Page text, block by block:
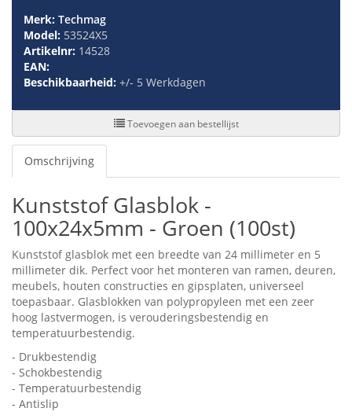
Merk: Techmag
Model: 53524X5
Artikelnr: 14528
EAN:
Beschikbaarheid: +/- 5 Werkdagen
Toevoegen aan bestellijst
Omschrijving
Kunststof Glasblok -
100x24x5mm - Groen (100st)
Kunststof glasblok met een breedte van 24 millimeter en 5
millimeter dik. Perfect voor het monteren van ramen, deuren,
meubels, houten constructies en gipsplaten, universeel
toepasbaar. Glasblokken van polypropyleen met een zeer
hoog lastvermogen, is verouderingsbestendig en
temperatuurbestendig.
- Drukbestendig
- Schokbestendig
- Temperatuurbestendig
- Antislip